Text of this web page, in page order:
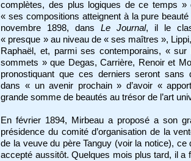
complètes, des plus logiques de ce temps »
« ses compositions atteignent à la pure
novembre 1898, dansLe Journal, il le
« presque » au niveau de « ses maîtres »,
Raphaël, et, parmi ses contemporains, « sur
sommets » que Degas, Carrière, Renoir et
pronostiquant que ces derniers seront sans
dans « un avenir prochain » d’avoir «
grande somme de beautés au trésor de l’art
En février 1894, Mirbeau a proposé a son
présidence du comité d’organisation de la
de la veuve du père Tanguy (voir la notice), ce
accepté aussitôt. Quelques mois plus tard, il a